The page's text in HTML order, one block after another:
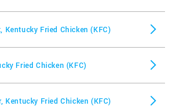
Kentucky Fried Chicken (KFC)
Fried Chicken (KFC)
Kentucky Fried Chicken (KFC)